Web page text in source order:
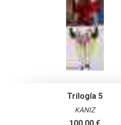
Trilogía 5
KANIZ
100.00 €